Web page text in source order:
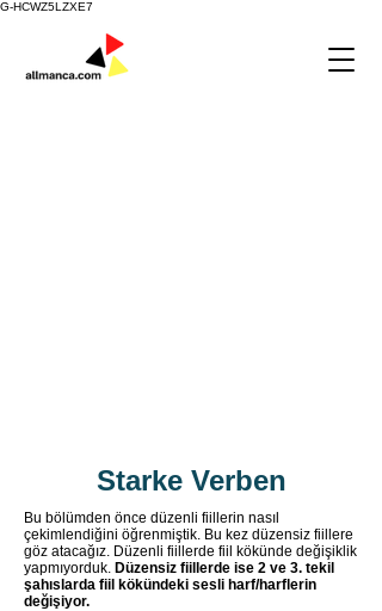
G-HCWZ5LZXE7
Starke Verben
Bu bölümden önce düzenli fiillerin nasıl
çekimlendiğini öğrenmiştik. Bu kez düzensiz fiillere
göz atacağız. Düzenli fiillerde fiil kökünde değişiklik
yapmıyorduk. Düzensiz fiillerde ise 2 ve 3. tekil
şahıslarda fiil kökündeki sesli harf/harflerin
değişiyor.